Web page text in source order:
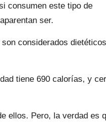
consumen este tipo de
ser.
considerados
tiene 690 calorías, y
ellos. Pero, la verdad es